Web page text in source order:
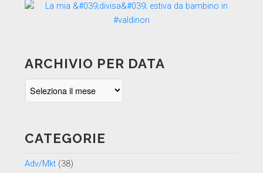
ARCHIVIO PER DATA
CATEGORIE
Adv/Mkt(38)